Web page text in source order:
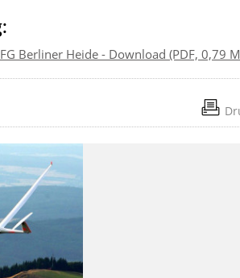
Berliner Heide - Download (PDF, 0,79